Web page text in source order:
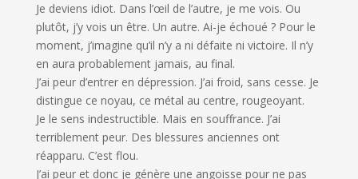
Je deviens idiot. Dans l’œil de l’autre, je me vois. Ou
plutôt, j’y vois un être. Un autre. Ai-je échoué ? Pour le
moment, j’imagine qu’il n’y a ni défaite ni victoire. Il n’y
en aura probablement jamais, au final.
J’ai peur d’entrer en dépression. J’ai froid, sans cesse. Je
distingue ce noyau, ce métal au centre, rougeoyant.
Je le sens indestructible. Mais en souffrance. J’ai
terriblement peur. Des blessures anciennes ont
réapparu. C’est flou.
J’ai peur et donc je génère une angoisse pour ne pas